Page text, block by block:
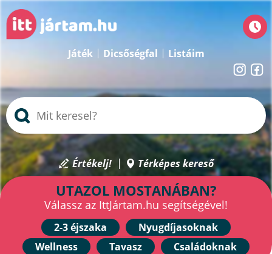
Játék Dicsőségfal Listáim
Értékelj! Térképes kereső
UTAZOL MOSTANÁBAN?
Válassz az IttJártam.hu segítségével!
2-3 éjszaka
Nyugdíjasoknak
Wellness
Tavasz Családoknak